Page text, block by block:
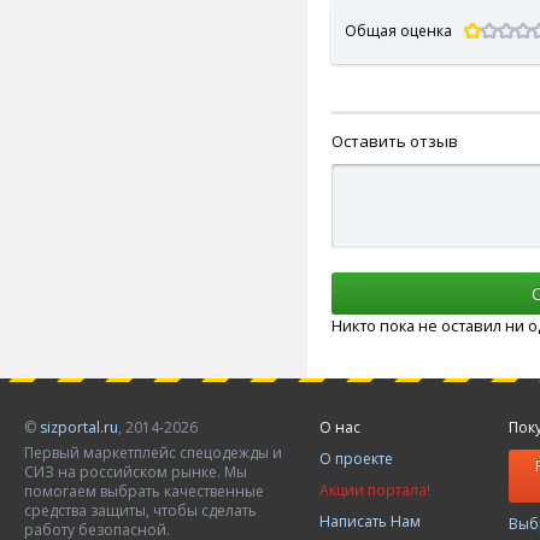
Общая оценка
Оставить отзыв
Никто пока не оставил ни
© sizportal.ru, 2014-2026
Первый маркетплейс спецодежды и
СИЗ на российском рынке. Мы
помогаем выбрать качественные
средства защиты, чтобы сделать
работу безопасной.
О нас
О проекте
Акции портала!
Написать Нам